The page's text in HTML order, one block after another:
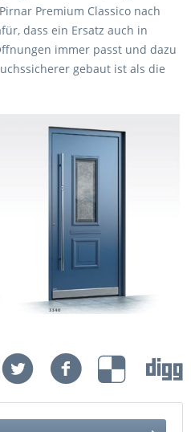
Premium Classico nach
dass ein Ersatz auch in
immer passt und dazu
gebaut ist als die